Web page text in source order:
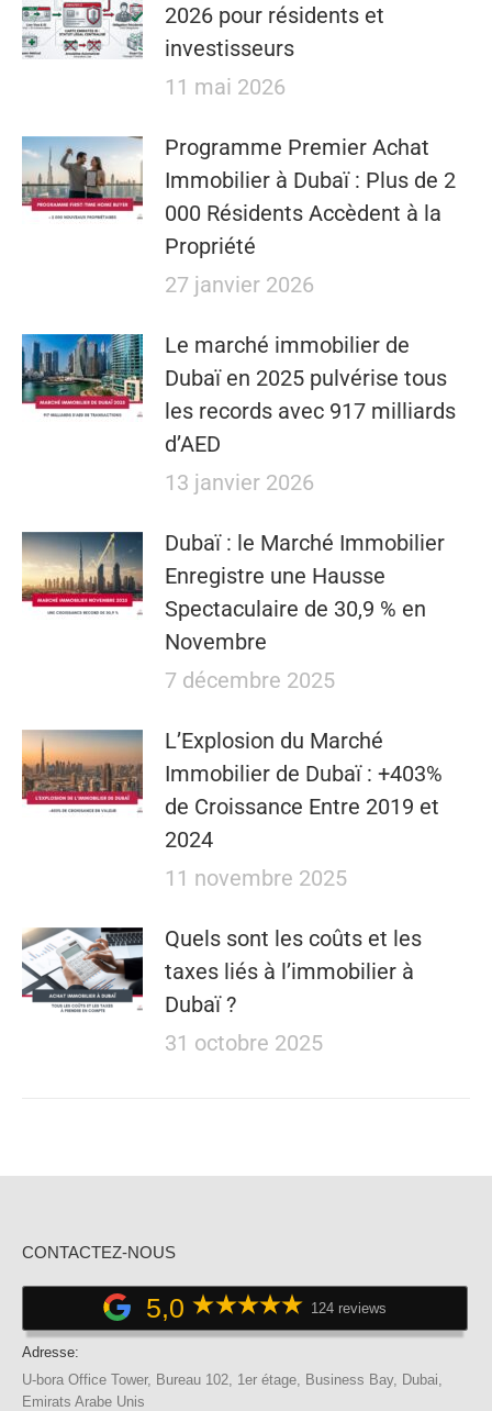
2026 pour résidents et
investisseurs
11 mai 2026
​​Programme Premier Achat
Immobilier à Dubaï : Plus de 2
000 Résidents Accèdent à la
Propriété
27 janvier 2026
Le marché immobilier de
Dubaï en 2025 pulvérise tous
les records avec 917 milliards
d’AED
13 janvier 2026
Dubaï : le Marché Immobilier
Enregistre une Hausse
Spectaculaire de 30,9 % en
Novembre
7 décembre 2025
L’Explosion du Marché
Immobilier de Dubaï : +403%
de Croissance Entre 2019 et
2024
11 novembre 2025
Quels sont les coûts et les
taxes liés à l’immobilier à
Dubaï ?
31 octobre 2025
CONTACTEZ-NOUS
5,0 124 reviews
Adresse:
U-bora Office Tower, Bureau 102, 1er étage, Business Bay, Dubai,
Emirats Arabe Unis